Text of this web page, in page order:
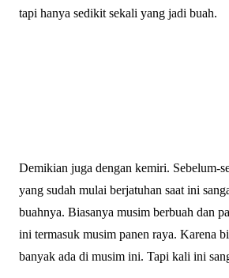
tapi hanya sedikit sekali yang jadi buah.
Demikian juga dengan kemiri. Sebelum-
yang sudah mulai berjatuhan saat ini
buahnya. Biasanya musim berbuah dan
ini termasuk musim panen raya. Karena
banyak ada di musim ini. Tapi kali ini